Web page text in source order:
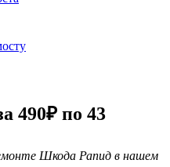
по 43
Шкода Рапид в нашем